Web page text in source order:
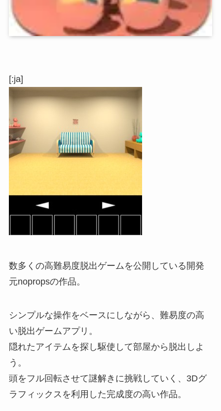
[:ja]
数多くの高難易度脱出ゲームを公開している開発
元nopropsの作品。
シンプルな操作をベースにしながら、難易度の高
い脱出ゲームアプリ。
隠れたアイテムを探し駆使して部屋から脱出しよ
う。
頭をフル回転させて謎解きに挑戦していく、3Dグ
ラフィックスを利用した完成度の高い作品。